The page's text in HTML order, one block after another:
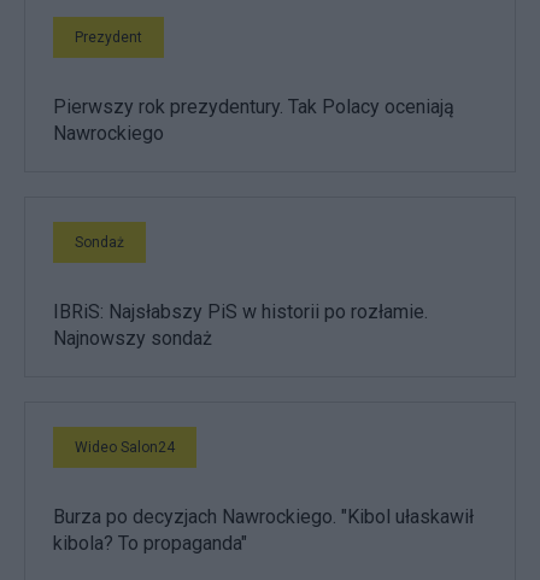
Prezydent
Pierwszy rok prezydentury. Tak Polacy oceniają
Nawrockiego
Sondaż
IBRiS: Najsłabszy PiS w historii po rozłamie.
Najnowszy sondaż
Wideo Salon24
Burza po decyzjach Nawrockiego. "Kibol ułaskawił
kibola? To propaganda"